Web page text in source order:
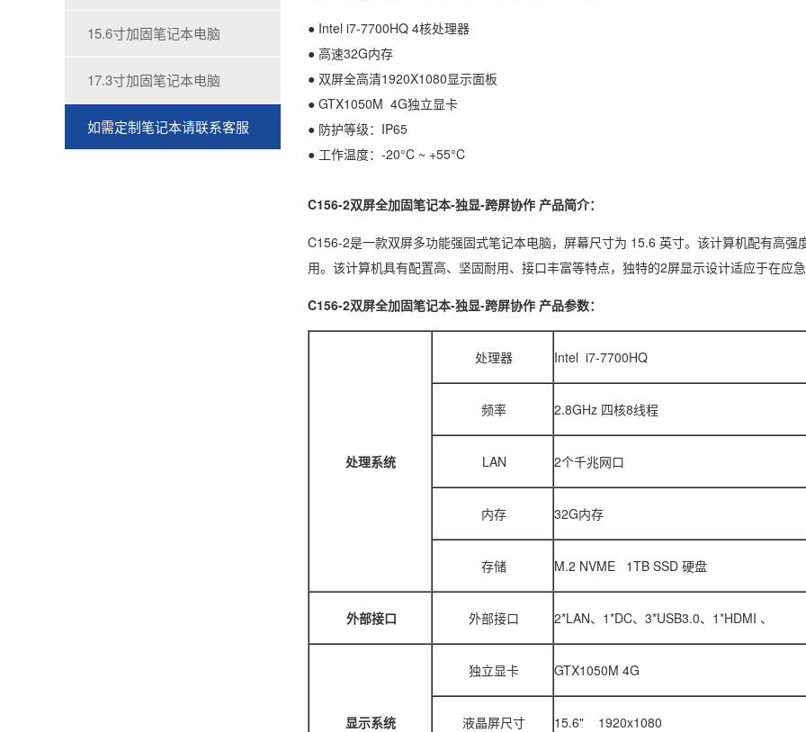
15.6寸加固笔记本电脑
17.3寸加固笔记本电脑
如需定制笔记本请联系客服
● Intel i7-7700HQ 4核处理器
● 高速32G内存
● 双屏全高清1920X1080显示面板
● GTX1050M 4G独立显卡
● 防护等级：IP65
● 工作温度：-20°C ~ +55°C
C156-2双屏全加固笔记本-独显-跨屏协作 产品简介：
C156-2是一款双屏多功能强固式笔记本电脑，屏幕尺寸为 15.6 英寸。该计算机配有高
用。该计算机具有配置高、坚固耐用、接口丰富等特点，独特的2屏显示设计适应于在应
C156-2双屏全加固笔记本-独显-跨屏协作 产品参数：
处理系统
处理器 Intel i7-7700HQ
频率 2.8GHz 四核8线程
LAN 2个千兆网口
内存 32G内存
存储 M.2 NVME 1TB SSD 硬盘
外部接口 外部接口 2*LAN、1*DC、3*USB3.0、1*HDMI 、
显示系统
独立显卡 GTX1050M 4G
液晶屏尺寸 15.6" 1920x1080